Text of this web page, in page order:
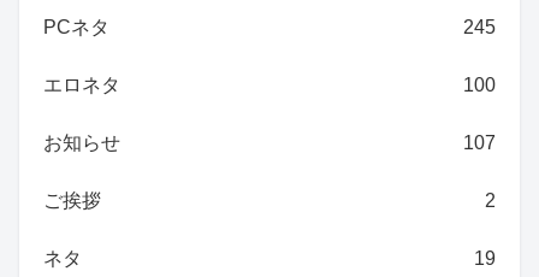
PCネタ 245
エロネタ 100
お知らせ 107
ご挨拶 2
ネタ 19